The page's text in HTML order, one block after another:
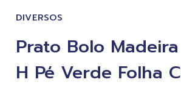
DIVERSOS
Prato Bolo
H Pé Verde Folha